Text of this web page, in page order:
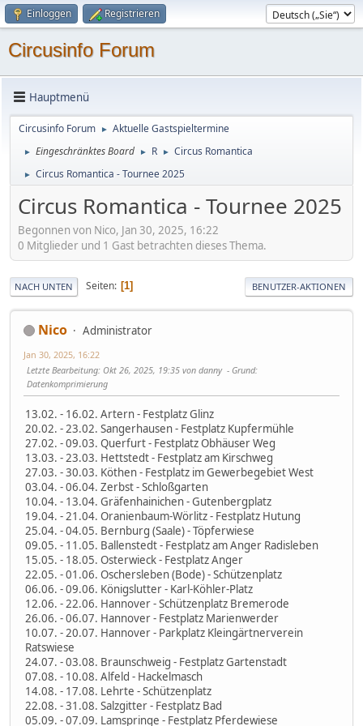
Einloggen Registrieren
Circusinfo Forum
Hauptmenü
Circusinfo Forum ► Aktuelle Gastspieltermine
► Eingeschränktes Board ► R ► Circus Romantica
► Circus Romantica - Tournee 2025
Circus Romantica - Tournee 2025
Begonnen von Nico, Jan 30, 2025, 16:22
0 Mitglieder und 1 Gast betrachten dieses Thema.
NACH UNTEN Seiten 1 BENUTZER-AKTIONEN
Nico Administrator
Jan 30, 2025, 16:22
Letzte Bearbeitung: Okt 26, 2025, 19:35 von danny Grund:
Datenkomprimierung
13.02. - 16.02. Artern - Festplatz Glinz
20.02. - 23.02. Sangerhausen - Festplatz Kupfermühle
27.02. - 09.03. Querfurt - Festplatz Obhäuser Weg
13.03. - 23.03. Hettstedt - Festplatz am Kirschweg
27.03. - 30.03. Köthen - Festplatz im Gewerbegebiet West
03.04. - 06.04. Zerbst - Schloßgarten
10.04. - 13.04. Gräfenhainichen - Gutenbergplatz
19.04. - 21.04. Oranienbaum-Wörlitz - Festplatz Hutung
25.04. - 04.05. Bernburg (Saale) - Töpferwiese
09.05. - 11.05. Ballenstedt - Festplatz am Anger Radisleben
15.05. - 18.05. Osterwieck - Festplatz Anger
22.05. - 01.06. Oschersleben (Bode) - Schützenplatz
06.06. - 09.06. Königslutter - Karl-Köhler-Platz
12.06. - 22.06. Hannover - Schützenplatz Bremerode
26.06. - 06.07. Hannover - Festplatz Marienwerder
10.07. - 20.07. Hannover - Parkplatz Kleingärtnerverein
Ratswiese
24.07. - 03.08. Braunschweig - Festplatz Gartenstadt
07.08. - 10.08. Alfeld - Hackelmasch
14.08. - 17.08. Lehrte - Schützenplatz
22.08. - 31.08. Salzgitter - Festplatz Bad
05.09. - 07.09. Lamspringe - Festplatz Pferdewiese